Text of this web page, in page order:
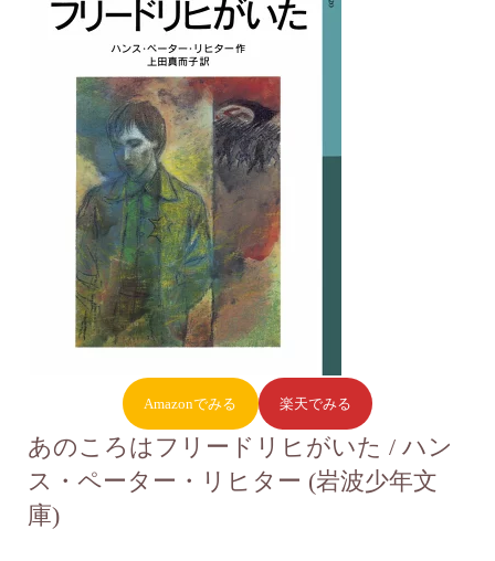
Amazonでみる 楽天でみる
あのころはフリードリヒがいた / ハン
ス・ペーター・リヒター (岩波少年文
庫)